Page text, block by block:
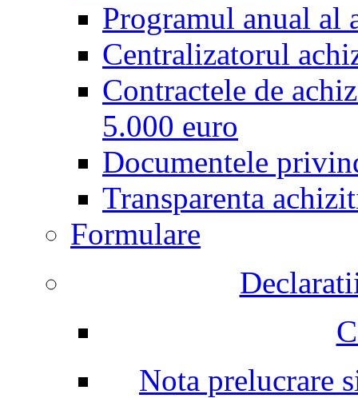
Programul anual
Centralizatorul
Contractele de
5.000 euro
Documentele
Transparenta
Formulare
Nota prelucrare